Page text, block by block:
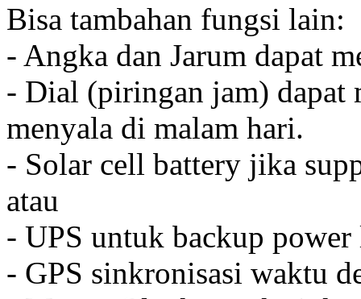
Bisa tambahan fungsi lain:
- Angka dan Jarum dapat
- Dial (piringan jam) dapat
menyala di malam hari.
- Solar cell battery jika
atau
- UPS untuk backup
- GPS sinkronisasi waktu